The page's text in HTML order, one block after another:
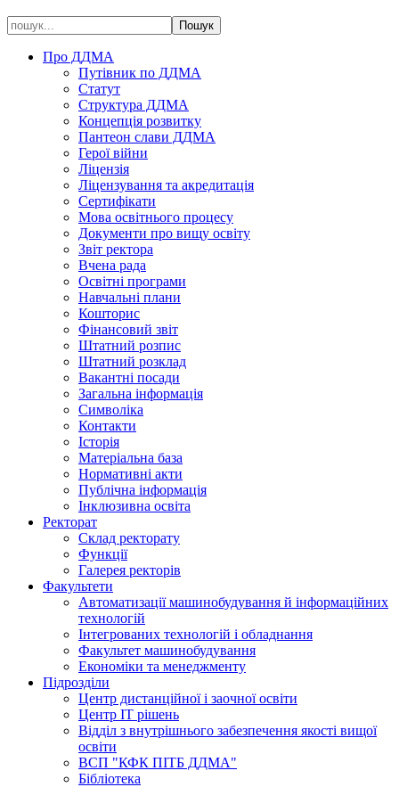
Про ДДМА
Путівник по ДДМА
Статут
Структура ДДМА
Концепція розвитку
Пантеон слави ДДМА
Герої війни
Ліцензія
Ліцензування та акредитація
Сертифікати
Мова освітнього процесу
Документи про вищу освіту
Звіт ректора
Вчена рада
Освітні програми
Навчальні плани
Кошторис
Фінансовий звіт
Штатний розпис
Штатний розклад
Вакантні посади
Загальна інформація
Символіка
Контакти
Історія
Матеріальна база
Нормативні акти
Публічна інформація
Інклюзивна освіта
Ректорат
Склад ректорату
Функції
Галерея ректорів
Факультети
Автоматизації машинобудування й інформаційних
технологій
Інтегрованих технологій і обладнання
Факультет машинобудування
Економіки та менеджменту
Підрозділи
Центр дистанційної і заочної освіти
Центр ІТ рішень
Відділ з внутрішнього забезпечення якості вищої
освіти
ВСП "КФК ПІТБ ДДМА"
Бібліотека